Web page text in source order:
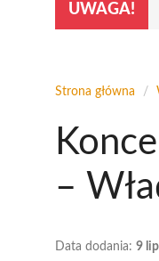
UWAGA!
Strona główna /
–
Data dodania: 9